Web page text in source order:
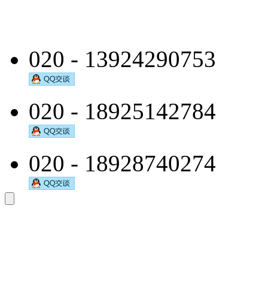
020 - 13924290753
020 - 18925142784
020 - 18928740274